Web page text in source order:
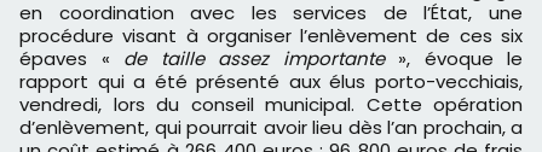
en coordination avec les services de l’État, une
procédure visant à organiser l’enlèvement de ces six
épaves « de taille assez importante», évoque le
rapport qui a été présenté aux élus porto-vecchiais,
vendredi, lors du conseil municipal. Cette opération
d’enlèvement, qui pourrait avoir lieu dès l’an prochain, a